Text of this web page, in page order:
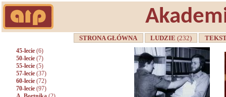
STRONA GŁÓWNA LUDZIE(232)
45-lecie (6)
50-lecie (7)
55-lecie (5)
57-lecie (37)
60-lecie (72)
70-lecie (97)